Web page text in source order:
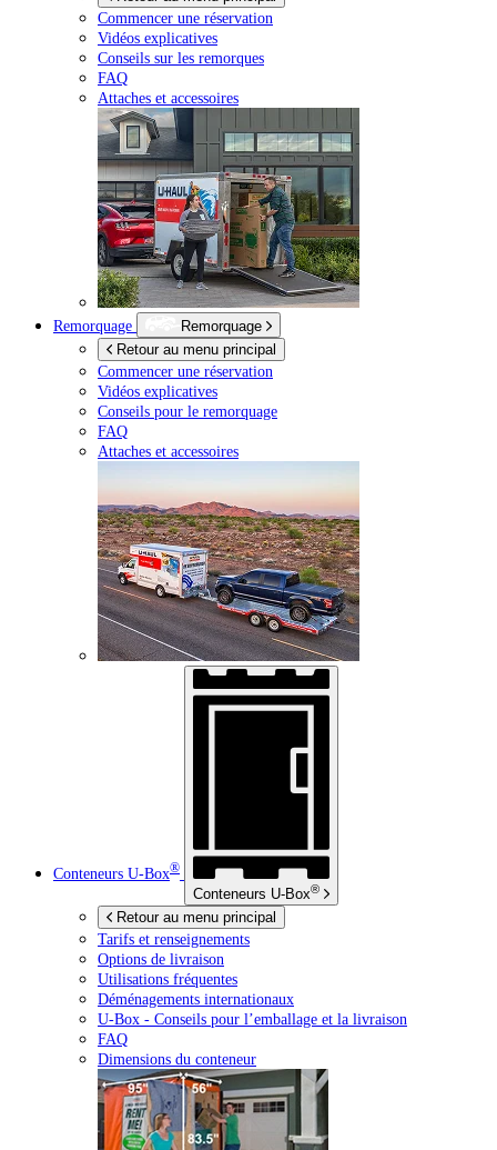
Commencer une réservation
Vidéos explicatives
Conseils sur les remorques
FAQ
Attaches et accessoires
Remorquage
Remorquage
Retour au menu principal
Commencer une réservation
Vidéos explicatives
Conseils pour le remorquage
FAQ
Attaches et accessoires
Conteneurs U-Box®
Conteneurs U-Box®
Retour au menu principal
Tarifs et renseignements
Options de livraison
Utilisations fréquentes
Déménagements internationaux
U-Box - Conseils pour l’emballage et la livraison
FAQ
Dimensions du conteneur